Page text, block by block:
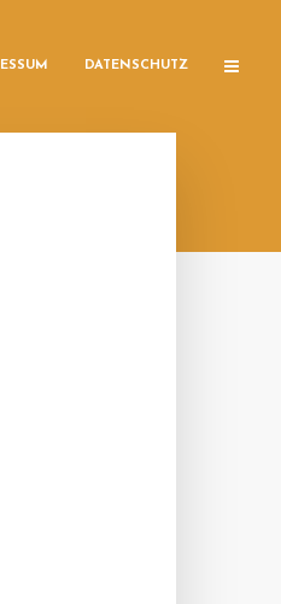
DATENSCHUTZ